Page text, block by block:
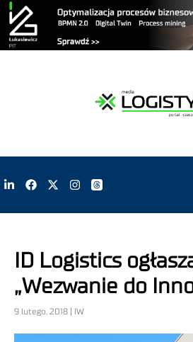
ID Logistics
„Wezwanie do
9 lutego, 2018 | IW